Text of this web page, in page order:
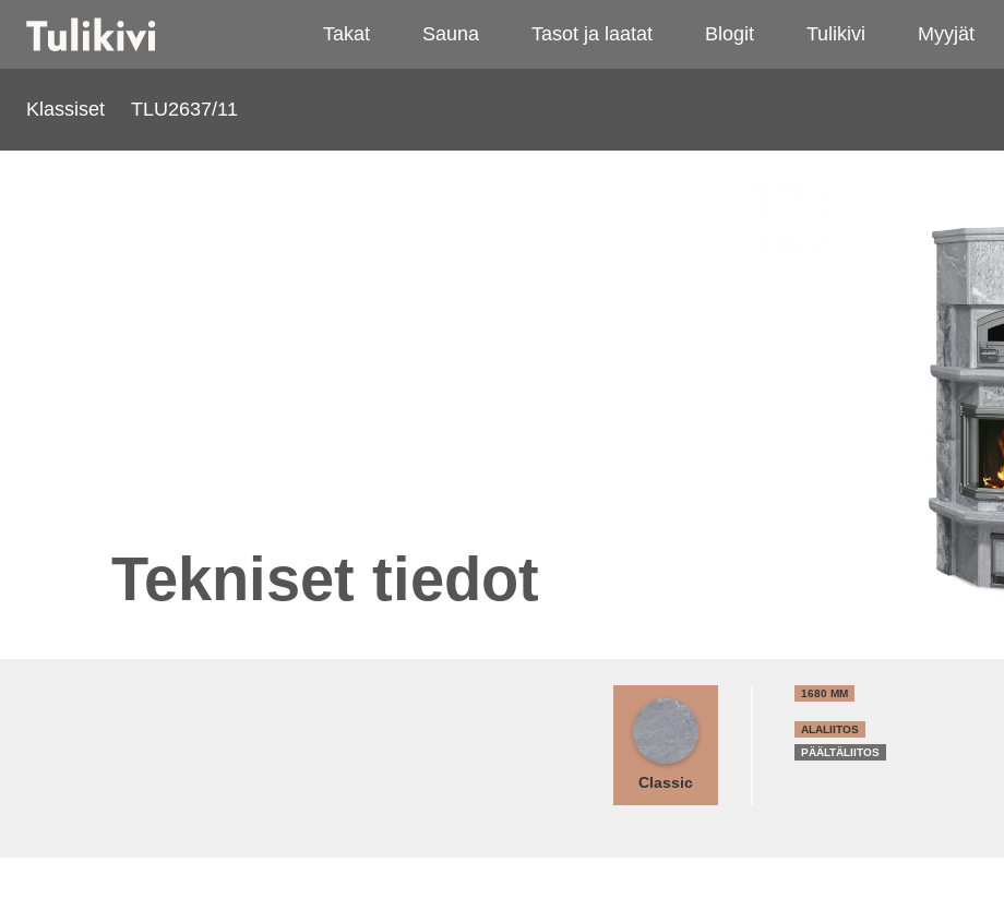
Takat Sauna Tasot ja laatat Blogit Tulikivi Myyjät
Klassiset TLU2637/11
Tekniset tiedot
Classic
1680 MM
ALALIITOS
PÄÄLTÄLIITOS